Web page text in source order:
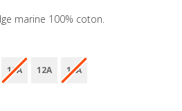
marine 100% coton.
10A 12A 14A